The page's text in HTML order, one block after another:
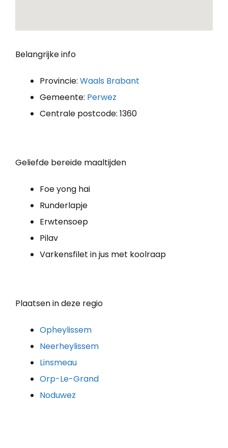
Belangrijke info
Provincie: Waals Brabant
Gemeente: Perwez
Centrale postcode: 1360
Geliefde bereide maaltijden
Foe yong hai
Runderlapje
Erwtensoep
Pilav
Varkensfilet in jus met koolraap
Plaatsen in deze regio
Opheylissem
Neerheylissem
Linsmeau
Orp-Le-Grand
Noduwez